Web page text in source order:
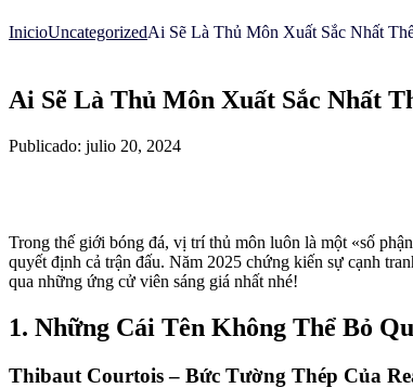
InicioUncategorizedAi Sẽ Là Thủ Môn Xuất Sắc Nhất
Ai Sẽ Là Thủ Môn Xuất Sắc Nhất
Publicado: julio 20, 2024
Trong thế giới bóng đá, vị trí thủ môn luôn là một «số
quyết định cả trận đấu. Năm 2025 chứng kiến sự cạnh
qua những ứng cử viên sáng giá nhất nhé!
1. Những Cái Tên Không Thể Bỏ
Thibaut Courtois – Bức Tường Thép Của